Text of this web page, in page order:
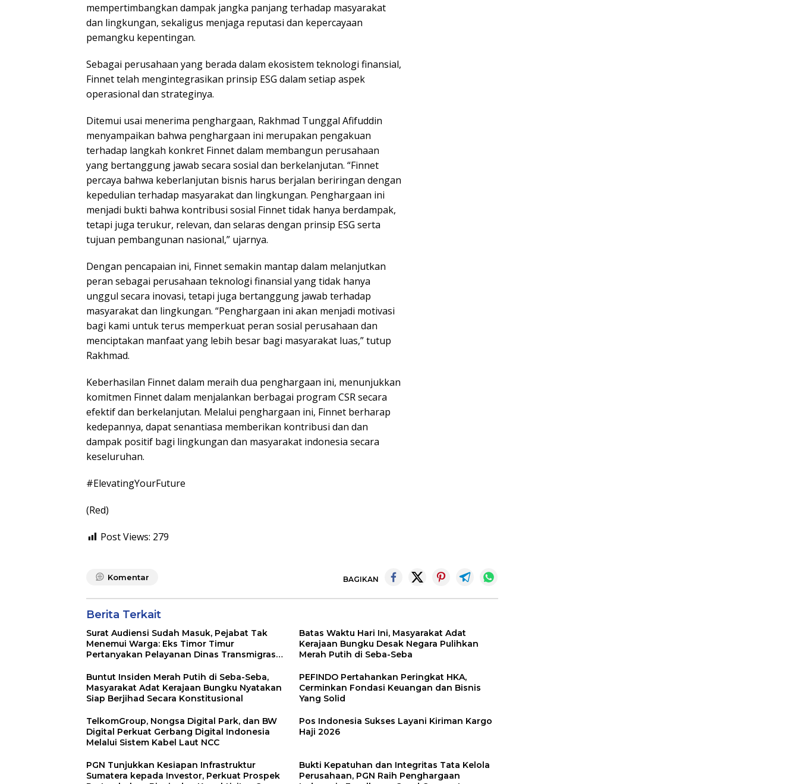
mempertimbangkan dampak jangka panjang terhadap masyarakat
dan lingkungan, sekaligus menjaga reputasi dan kepercayaan
pemangku kepentingan.
Sebagai perusahaan yang berada dalam ekosistem teknologi finansial,
Finnet telah mengintegrasikan prinsip ESG dalam setiap aspek
operasional dan strateginya.
Ditemui usai menerima penghargaan, Rakhmad Tunggal Afifuddin
menyampaikan bahwa penghargaan ini merupakan pengakuan
terhadap langkah konkret Finnet dalam membangun perusahaan
yang bertanggung jawab secara sosial dan berkelanjutan. “Finnet
percaya bahwa keberlanjutan bisnis harus berjalan beriringan dengan
kepedulian terhadap masyarakat dan lingkungan. Penghargaan ini
menjadi bukti bahwa kontribusi sosial Finnet tidak hanya berdampak,
tetapi juga terukur, relevan, dan selaras dengan prinsip ESG serta
tujuan pembangunan nasional,” ujarnya.
Dengan pencapaian ini, Finnet semakin mantap dalam melanjutkan
peran sebagai perusahaan teknologi finansial yang tidak hanya
unggul secara inovasi, tetapi juga bertanggung jawab terhadap
masyarakat dan lingkungan. “Penghargaan ini akan menjadi motivasi
bagi kami untuk terus memperkuat peran sosial perusahaan dan
menciptakan manfaat yang lebih besar bagi masyarakat luas,” tutup
Rakhmad.
Keberhasilan Finnet dalam meraih dua penghargaan ini, menunjukkan
komitmen Finnet dalam menjalankan berbagai program CSR secara
efektif dan berkelanjutan. Melalui penghargaan ini, Finnet berharap
kedepannya, dapat senantiasa memberikan kontribusi dan dan
dampak positif bagi lingkungan dan masyarakat indonesia secara
keseluruhan.
#ElevatingYourFuture
(Red)
Post Views: 279
Komentar BAGIKAN
Berita Terkait
Surat Audiensi Sudah Masuk, Pejabat Tak
Menemui Warga: Eks Timor Timur
Pertanyakan Pelayanan Dinas Transmigrasi
Batas Waktu Hari Ini, Masyarakat Adat
Kerajaan Bungku Desak Negara Pulihkan
Merah Putih di Seba-Seba
Buntut Insiden Merah Putih di Seba-Seba,
Masyarakat Adat Kerajaan Bungku Nyatakan
Siap Berjihad Secara Konstitusional
PEFINDO Pertahankan Peringkat HKA,
Cerminkan Fondasi Keuangan dan Bisnis
Yang Solid
TelkomGroup, Nongsa Digital Park, dan BW
Digital Perkuat Gerbang Digital Indonesia
Melalui Sistem Kabel Laut NCC
Pos Indonesia Sukses Layani Kiriman Kargo
Haji 2026
PGN Tunjukkan Kesiapan Infrastruktur
Sumatera kepada Investor, Perkuat Prospek
Bukti Kepatuhan dan Integritas Tata Kelola
Perusahaan, PGN Raih Penghargaan